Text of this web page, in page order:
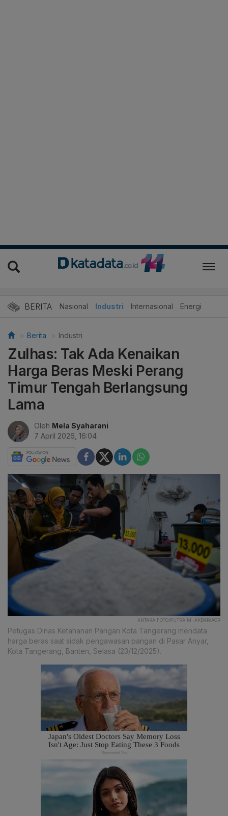
BERITA Nasional Industri Internasional Energi
Berita Industri
Zulhas: Tak Ada Kenaikan
Harga Beras Meski Perang
Timur Tengah Berlangsung
Lama
Oleh Mela Syaharani
7 April 2026, 16:04
ANTARA FOTO/PUTRA M. AKBAR/AGR
Petugas Dinas Ketahanan Pangan Kota Tangerang mendata
harga beras saat sidak pengawasan pangan di Pasar Anyar,
Kota Tangerang, Banten, Selasa (23/12/2025).